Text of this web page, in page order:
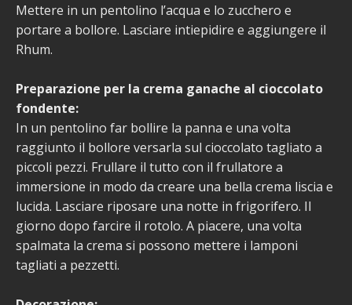
Mettere in un pentolino l’acqua e lo zucchero e
portare a bollore. Lasciare intiepidire e aggiungere il
Rhum.
Preparazione per la crema ganache al cioccolato
fondente:
In un pentolino far bollire la panna e una volta
raggiunto il bollore versarla sul cioccolato tagliato a
piccoli pezzi. Frullare il tutto con il frullatore a
immersione in modo da creare una bella crema liscia e
lucida. Lasciare riposare una notte in frigorifero. Il
giorno dopo farcire il rotolo. A piacere, una volta
spalmata la crema si possono mettere i lamponi
tagliati a pezzetti.